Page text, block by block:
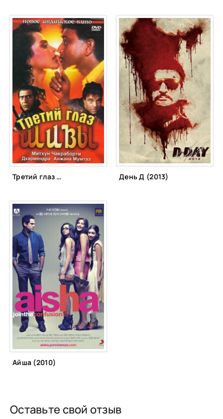
Третий глаз Шивы (1991) День Д (2013)
Айша (2010)
Оставьте свой отзыв